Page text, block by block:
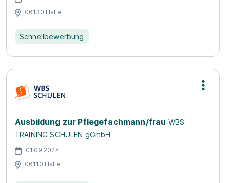
06130 Halle
Schnellbewerbung
Ausbildung zur Pflegefachmann/frau WBS
TRAINING SCHULEN gGmbH
01.09.2027
06110 Halle